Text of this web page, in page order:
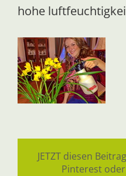
hohe
JETZT diesen
Pinterest